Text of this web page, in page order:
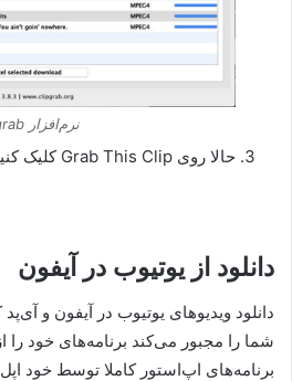
نرم‌افزار clipgrab
حالا روی Grab This Clip کلیک کنید
دانلود از یوتیوب در آیفون
دانلود ویدیوهای یوتیوب در آیفون و
شما را مجبور می‌کند برنامه‌های خود را
برنامه‌های اپ‌استور کاملا توسط خود